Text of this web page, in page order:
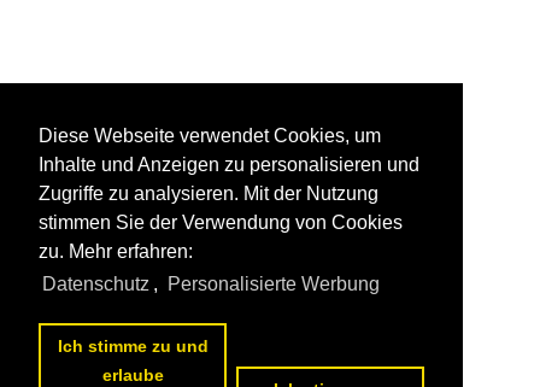
Diese Webseite verwendet Cookies, um
Inhalte und Anzeigen zu personalisieren und
Zugriffe zu analysieren. Mit der Nutzung
stimmen Sie der Verwendung von Cookies
zu. Mehr erfahren:
Datenschutz , Personalisierte Werbung
Ich stimme zu und
erlaube